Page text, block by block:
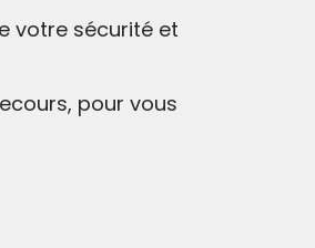
votre sécurité et
pour vous